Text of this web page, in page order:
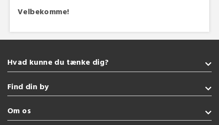
Velbekomme!
Hvad kunne du tænke dig?
Takeaway
Burger
Amerikansk
Find din by
Sønderborg
Kolding
Om os